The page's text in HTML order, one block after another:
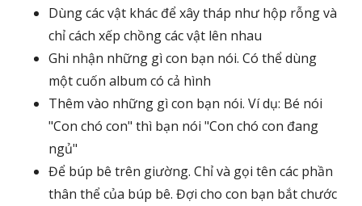
Dùng các vật khác để xây tháp như hộp rỗng và
chỉ cách xếp chồng các vật lên nhau
Ghi nhận những gì con bạn nói. Có thể dùng
một cuốn album có cả hình
Thêm vào những gì con bạn nói. Ví dụ: Bé nói
"Con chó con" thì bạn nói "Con chó con đang
ngủ"
Để búp bê trên giường. Chỉ và gọi tên các phần
thân thể của búp bê. Đợi cho con bạn bắt chước